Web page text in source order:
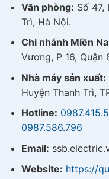
Văn phòng: Số 47,
Trì, Hà Nội.
Chi nhánh Miền
Vương, P 16, Quận
Nhà máy sản xuất:
Huyện Thanh Trì,
Hotline:
0987.586.796
Email:
Website: https://